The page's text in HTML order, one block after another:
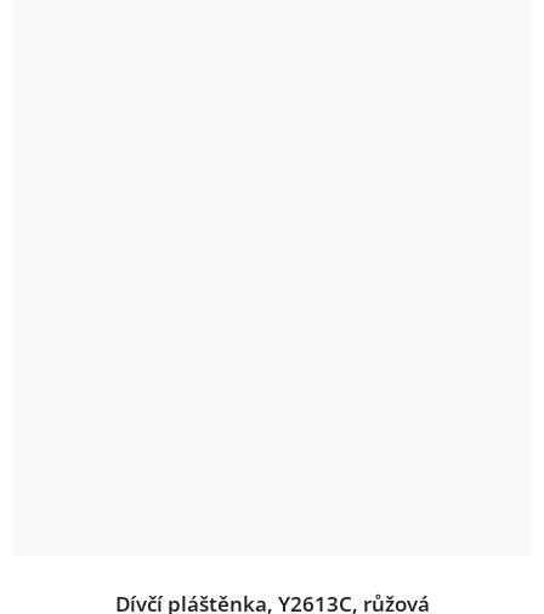
Dívčí pláštěnka, Y2613C, růžová